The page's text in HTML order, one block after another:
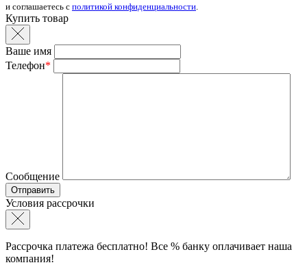
и соглашаетесь с политикой конфиденциальности
Купить товар
Ваше имя
Телефон*
Сообщение
Условия рассрочки
Рассрочка платежа бесплатно! Все % банку оплачивает наша
компания!